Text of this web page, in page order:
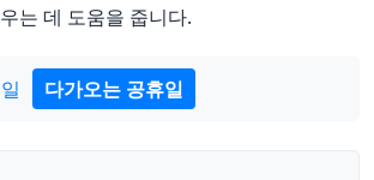
는 데 도움을 줍니다.
다가오는 공휴일